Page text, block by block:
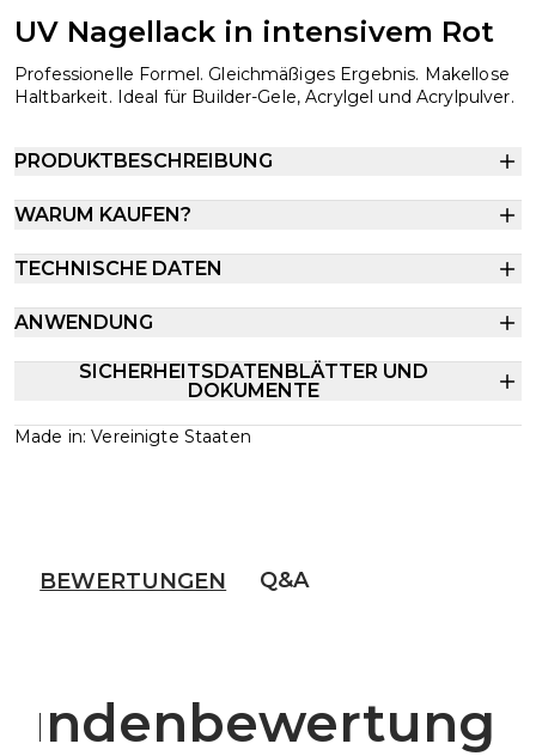
UV Nagellack in intensivem Rot
Professionelle Formel. Gleichmäßiges Ergebnis. Makellose
Haltbarkeit. Ideal für Builder-Gele, Acrylgel und Acrylpulver.
PRODUKTBESCHREIBUNG
WARUM KAUFEN?
TECHNISCHE DATEN
ANWENDUNG
SICHERHEITSDATENBLÄTTER UND
DOKUMENTE
Made in: Vereinigte Staaten
BEWERTUNGEN Q&A